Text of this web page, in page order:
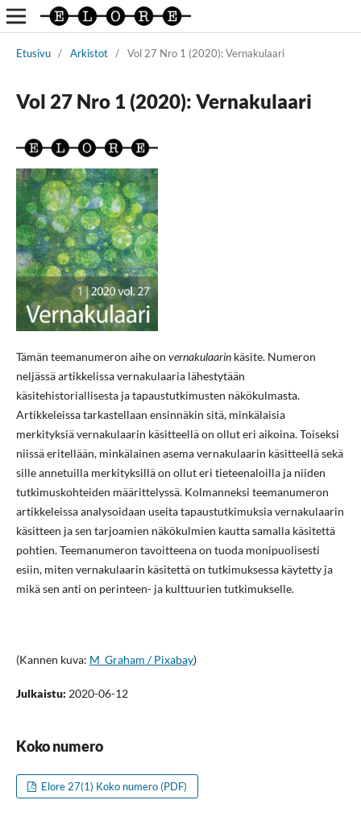
Etusivu / Arkistot / Vol 27 Nro 1 (2020): Vernakulaari
Vol 27 Nro 1 (2020): Vernakulaari
Tämän teemanumeron aihe on vernakulaarinkäsite. Numeron
neljässä artikkelissa vernakulaaria lähestytään
käsitehistoriallisesta ja tapaustutkimusten näkökulmasta.
Artikkeleissa tarkastellaan ensinnäkin sitä, minkälaisia
merkityksiä vernakulaarin käsitteellä on ollut eri aikoina. Toiseksi
niissä eritellään, minkälainen asema vernakulaarin käsitteellä sekä
sille annetuilla merkityksillä on ollut eri tieteenaloilla ja niiden
tutkimuskohteiden määrittelyssä. Kolmanneksi teemanumeron
artikkeleissa analysoidaan useita tapaustutkimuksia vernakulaarin
käsitteen ja sen tarjoamien näkökulmien kautta samalla käsitettä
pohtien. Teemanumeron tavoitteena on tuoda monipuolisesti
esiin, miten vernakulaarin käsitettä on tutkimuksessa käytetty ja
mikä sen anti on perinteen- ja kulttuurien tutkimukselle.
(Kannen kuva: M_Graham / Pixabay)
Julkaistu: 2020-06-12
Koko numero
Elore 27(1) Koko numero (PDF)